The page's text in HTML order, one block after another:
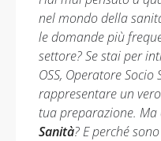
nel mondo della
le domande più
settore? Se stai per
OSS, Operatore
rappresentare un
tua preparazione.
Sanità? E perché